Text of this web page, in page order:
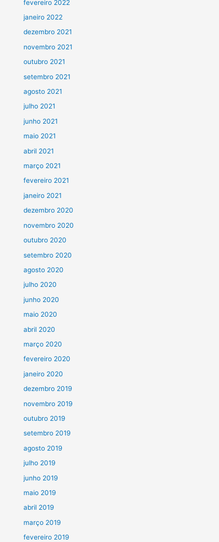
fevereiro 2022
janeiro 2022
dezembro 2021
novembro 2021
outubro 2021
setembro 2021
agosto 2021
julho 2021
junho 2021
maio 2021
abril 2021
março 2021
fevereiro 2021
janeiro 2021
dezembro 2020
novembro 2020
outubro 2020
setembro 2020
agosto 2020
julho 2020
junho 2020
maio 2020
abril 2020
março 2020
fevereiro 2020
janeiro 2020
dezembro 2019
novembro 2019
outubro 2019
setembro 2019
agosto 2019
julho 2019
junho 2019
maio 2019
abril 2019
março 2019
fevereiro 2019